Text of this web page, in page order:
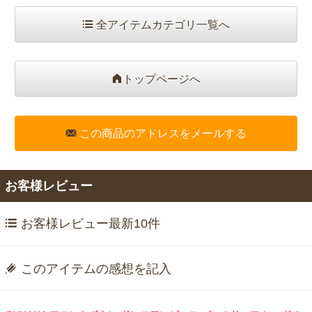
全アイテムカテゴリ一覧へ
トップページへ
この商品のアドレスをメールする
お客様レビュー
お客様レビュー最新10件
このアイテムの感想を記入